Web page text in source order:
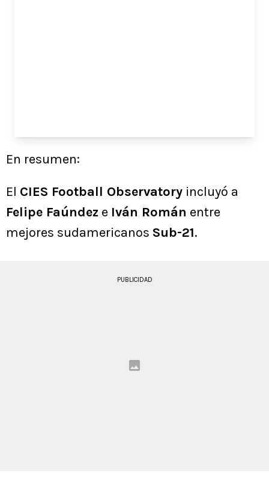
En resumen:
El CIES Football Observatory incluyó a
Felipe Faúndez e Iván Román entre
mejores sudamericanos Sub-21.
PUBLICIDAD